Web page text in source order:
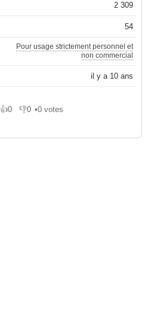
2 309
54
Pour usage strictement personnel et
non commercial
il y a 10 ans
👍0
J'aime 👎0
Je n'aime pas
•0 votes